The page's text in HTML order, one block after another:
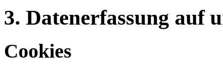
3. Datenerfassung auf
Cookies